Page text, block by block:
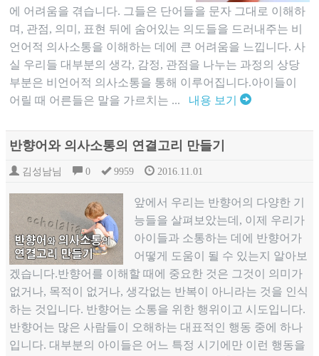
에 어려움을 겪습니다. 그들은 단어들을 문자 그대로 이해하
며, 관점, 의미, 표현 뒤에 숨어있는 의도들을 드러내주는 비
언어적 의사소통을 이해하는 데에 큰 어려움을 느낍니다. 사
실 우리들 대부분의 생각, 감정, 관점을 나누는 과정의 상당
부분은 비언어적 의사소통을 통해 이루어집니다.아이들이
어릴 때 어른들은 말을 가르치는 ... 내용 보기
반향어와 의사소통의 연결고리 만들기
김성남님 0 9959 2016.11.01
앞에서 우리는 반향어의 다양한 기
능들을 살펴보았는데, 이제 우리가
아이들과 소통하는 데에 반향어가
어떻게 도움이 될 수 있는지 알아보
겠습니다.반향어를 이해할 때에 중요한 것은 그것이 의미가
없거나, 목적이 없거나, 생각없는 반복이 아니라는 것을 인식
하는 것입니다. 반향어는 소통을 위한 행위이고 시도입니다.
반향어는 많은 사람들이 오해하는 대표적인 행동 중에 하나
입니다. 대부분의 아이들은 어느 특정 시기에만 이런 행동을